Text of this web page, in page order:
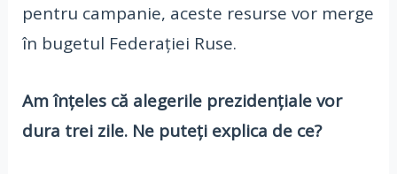
pentru campanie, aceste resurse vor merge
în bugetul Federației Ruse.
Am înțeles că alegerile prezidențiale vor
dura trei zile. Ne puteți explica de ce?